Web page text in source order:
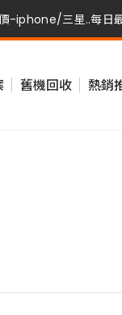
-iphone/三星..每日
價-iphone/三星..每日
舊機回收 熱銷